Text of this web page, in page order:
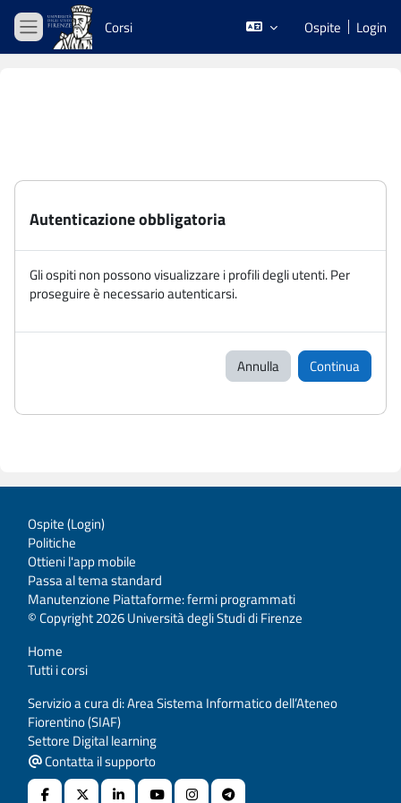
Vai al contenuto principale
Pannello laterale
Corsi Ospite Login
Autenticazione obbligatoria
Gli ospiti non possono visualizzare i profili degli utenti. Per
proseguire è necessario autenticarsi.
Annulla Continua
Ospite (Login)
Politiche
Ottieni l'app mobile
Passa al tema standard
Manutenzione Piattaforme: fermi programmati
© Copyright 2026 Università degli Studi di Firenze
Home
Tutti i corsi
Servizio a cura di: Area Sistema Informatico dell’Ateneo
Fiorentino (SIAF)
Settore Digital learning
Contatta il supporto